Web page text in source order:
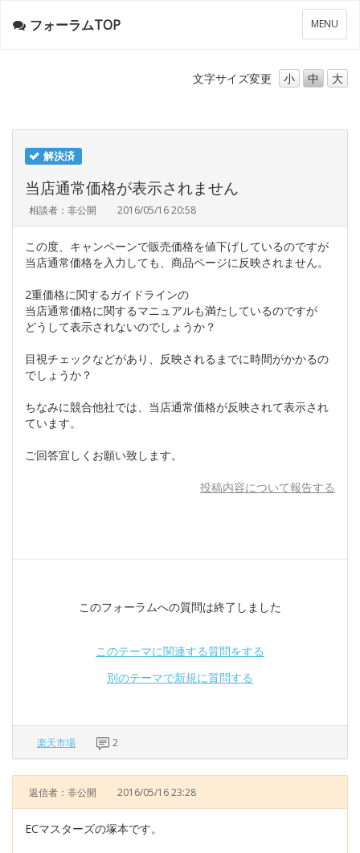
メ
ニ
ー
MENU
フォーラムTOP
文字サイズ変更 小 中 大
解決済
当店通常価格が表示されません
相談者：非公開 2016/05/16 20:58
この度、キャンペーンで販売価格を値下げしているのですが
当店通常価格を入力しても、商品ページに反映されません。
2重価格に関するガイドラインの
当店通常価格に関するマニュアルも満たしているのですが
どうして表示されないのでしょうか？
目視チェックなどがあり、反映されるまでに時間がかかるの
でしょうか？
ちなみに競合他社では、当店通常価格が反映されて表示され
ています。
ご回答宜しくお願い致します。
投稿内容について報告する
このフォーラムへの質問は終了しました
このテーマに関連する質問をする
別のテーマで新規に質問する
楽天市場 2
返信者：非公開 2016/05/16 23:28
ECマスターズの塚本です。